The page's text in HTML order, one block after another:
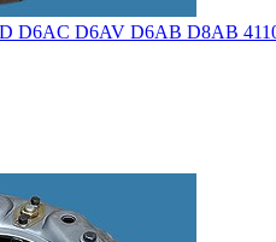
D6AC D6AV D6AB D8AB